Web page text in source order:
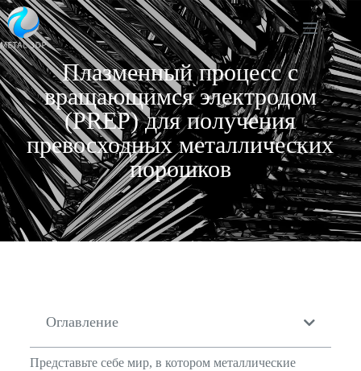
Плазменный процесс с
вращающимся электродом
(PREP) для получения
превосходных металлических
порошков
Оглавление
Представьте себе мир, в котором металлические